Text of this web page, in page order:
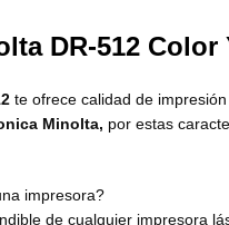
DR-512 Color
te ofrece calidad de
Minolta, por estas
impresora?
de cualquier impresora